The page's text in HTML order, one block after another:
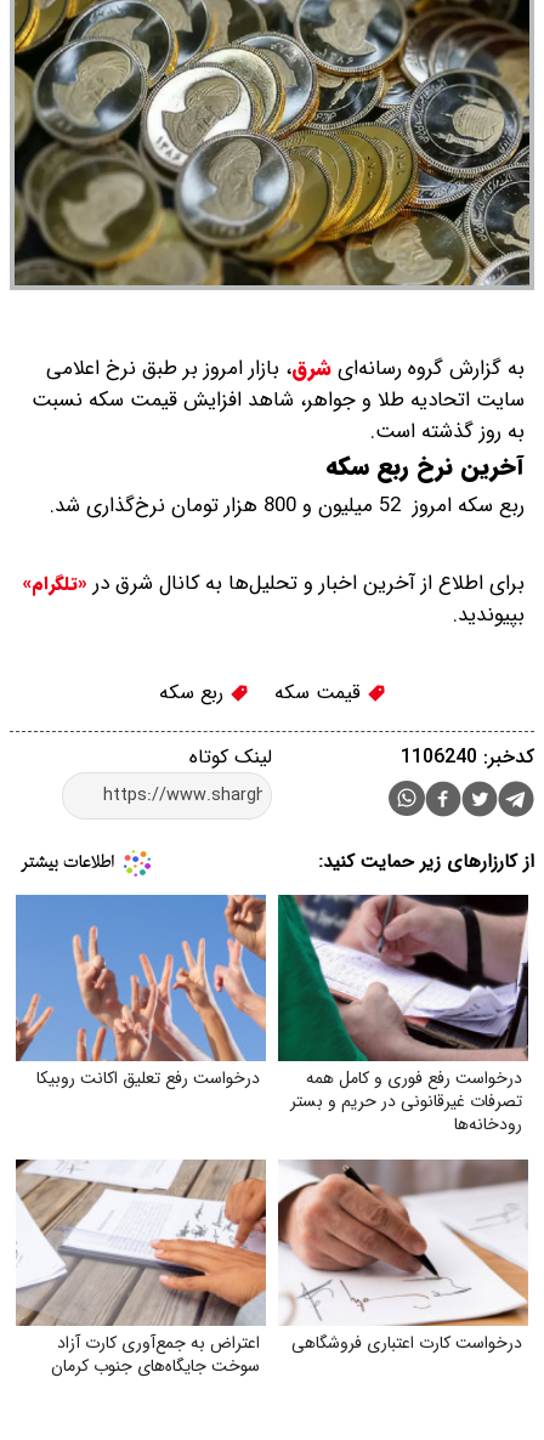
به گزارش گروه رسانه‌ایشرق، بازار امروز بر طبق نرخ اعلامی
سایت اتحادیه طلا و جواهر، شاهد افزایش قیمت‌‌‌‌ سکه نسبت
به روز گذشته است.
آخرین نرخ ربع سکه
ربع سکه امروز 52 میلیون و 800 هزار تومان نرخ‌گذاری شد.
برای اطلاع از آخرین اخبار و تحلیل‌ها به کانال شرق در «تلگرام»
بپیوندید.
قیمت سکه ربع سکه
لینک کوتاه کدخبر: 1106240
از کارزارهای زیر حمایت کنید:
درخواست رفع فوری و کامل همه
تصرفات غیرقانونی در حریم و بستر
رودخانه‌ها
درخواست رفع تعلیق اکانت روبیکا
درخواست کارت اعتباری فروشگاهی
اعتراض به جمع‌آوری کارت آزاد
سوخت جایگاه‌های جنوب کرمان